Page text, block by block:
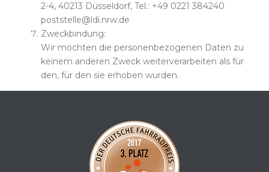
2-4, 40213 Düsseldorf, Tel.: +49 0221 384240
poststelle@ldi.nrw.de
Zweckbindung:
Wir möchten die personenbezogenen Daten zu
keinem anderen Zweck weiterverarbeiten als für
den, für den sie erhoben wurden.